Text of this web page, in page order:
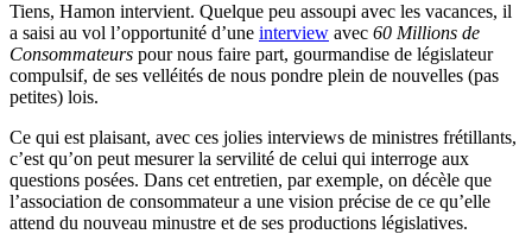
Tiens, Hamon intervient. Quelque peu assoupi avec les vacances, il
a saisi au vol l’opportunité d’une interview avec 60 Millions de
Consommateurs pour nous faire part, gourmandise de législateur
compulsif, de ses velléités de nous pondre plein de nouvelles (pas
petites) lois.
Ce qui est plaisant, avec ces jolies interviews de ministres frétillants,
c’est qu’on peut mesurer la servilité de celui qui interroge aux
questions posées. Dans cet entretien, par exemple, on décèle que
l’association de consommateur a une vision précise de ce qu’elle
attend du nouveau minustre et de ses productions législatives.